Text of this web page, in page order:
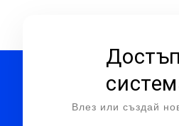
Влез или създай